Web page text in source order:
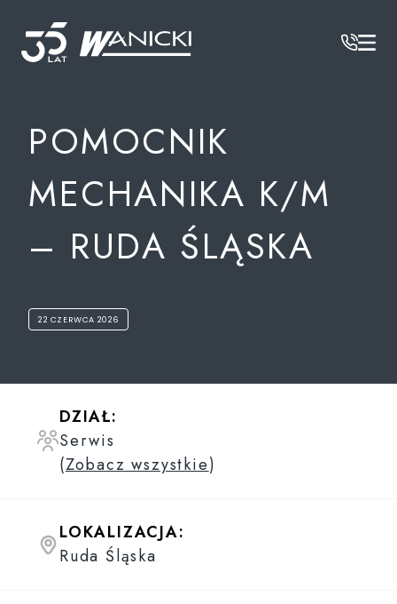
Wanicki Oferty pracy/
Pomocnik mechanika k/m – Ruda Śląska
POMOCNIK
MECHANIKA K/M
– RUDA ŚLĄSKA
22 CZERWCA 2026
DZIAŁ:
Serwis
(Zobacz wszystkie)
LOKALIZACJA:
Ruda Śląska